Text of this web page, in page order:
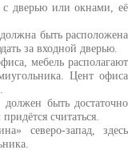
с дверью или окнами, её
быть расположена
за входной дверью.
мебель располагают
Цент офиса
быть достаточно
считаться.
северо-запад, здесь